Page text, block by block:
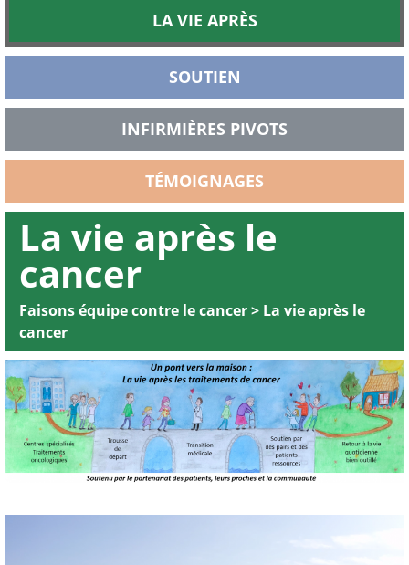
LA VIE APRÈS
SOUTIEN
INFIRMIÈRES PIVOTS
TÉMOIGNAGES
La vie après le
cancer
Faisons équipe contre le cancer> La vie après le
cancer